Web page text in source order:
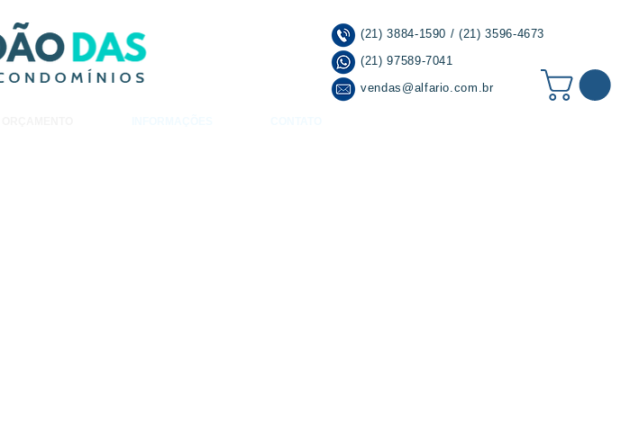
(21) 3884-1590 / (21) 3596-4673
(21) 97589-7041
vendas@alfario.com.br